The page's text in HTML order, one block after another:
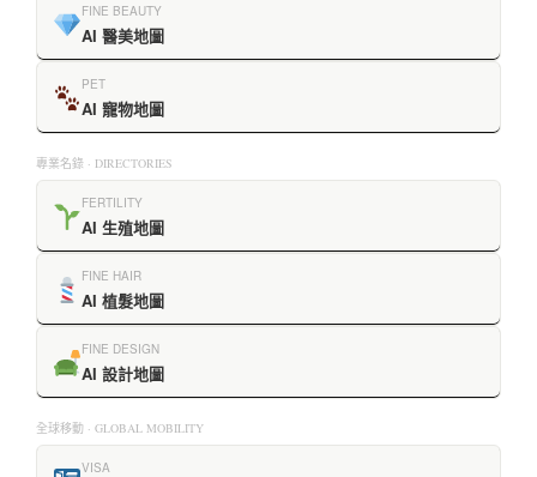
FINE BEAUTY
AI 醫美地圖
PET
AI 寵物地圖
專業名錄 · DIRECTORIES
FERTILITY
AI 生殖地圖
FINE HAIR
AI 植髮地圖
FINE DESIGN
AI 設計地圖
全球移動 · GLOBAL MOBILITY
VISA